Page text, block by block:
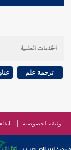
الخدمات العلمية
ترجمة علم
وثيقة الخصوصية